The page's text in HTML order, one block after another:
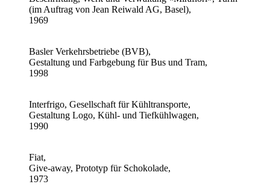
(im Auftrag von Jean Reiwald AG, Basel),
1969
Basler Verkehrsbetriebe (BVB),
Gestaltung und Farbgebung für Bus und Tram,
1998
Interfrigo, Gesellschaft für Kühltransporte,
Gestaltung Logo, Kühl- und Tiefkühlwagen,
1990
Fiat,
Give-away, Prototyp für Schokolade,
1973